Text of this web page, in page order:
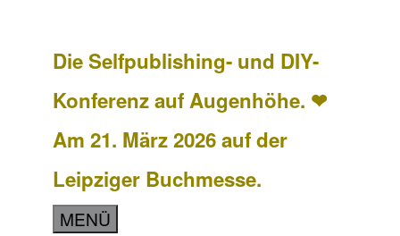
Die Selfpublishing- und DIY-
Konferenz auf Augenhöhe. ❤
Am 21. März 2026 auf der
Leipziger Buchmesse.
MENÜ